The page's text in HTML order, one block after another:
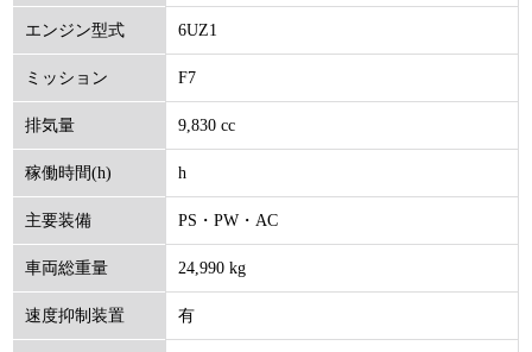
(円)
エンジン型式 6UZ1
ミッション F7
排気量 9,830 cc
稼働時間(h) h
主要装備 PS・PW・AC
車両総重量 24,990 kg
速度抑制装置 有